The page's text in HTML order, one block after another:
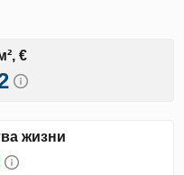
€
жизни